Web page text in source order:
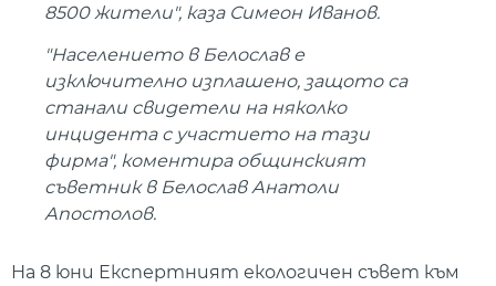
8500 жители", каза Симеон Иванов.
"Населението в Белослав е
изключително изплашено, защото са
станали свидетели на няколко
инцидента с участието на тази
фирма", коментира общинският
съветник в Белослав Анатоли
Апостолов.
На 8 юни Експертният екологичен съвет към